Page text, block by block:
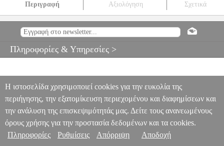
Περιγραφή Αξιολόγηση Σχετικά
MSC.606763 RICORDI
ΜΟΥΣΙΚΑ ΒΙΒΛΙΑ
0
Πληροφορίες & Υπηρεσίες >
Η ιστοσελίδα χρησιμοποιεί cookies για την ευκολία της
περιήγησης, την εξατομίκευση περιεχομένου και διαφημίσεων και
την ανάλυση της επισκεψιμότητάς μας. Δείτε τους ανανεωμένους
όρους χρήσης για την προστασία δεδομένων και τα cookies.
Πληροφορίες
Ρυθμίσεις Απόρριψη Αποδοχή